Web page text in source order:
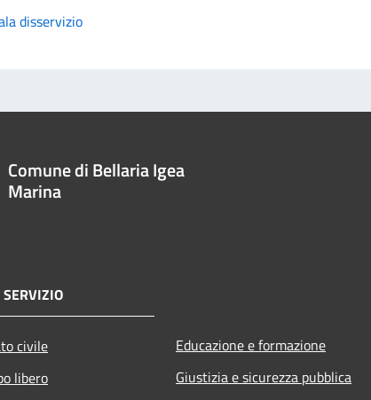
disservizio
Comune di Bellaria Igea
Marina
SERVIZIO
civile
libero
Educazione e formazione
Giustizia e sicurezza pubblica